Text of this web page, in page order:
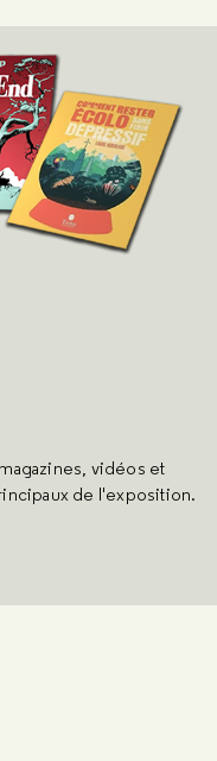
vidéos et
de l'exposition.